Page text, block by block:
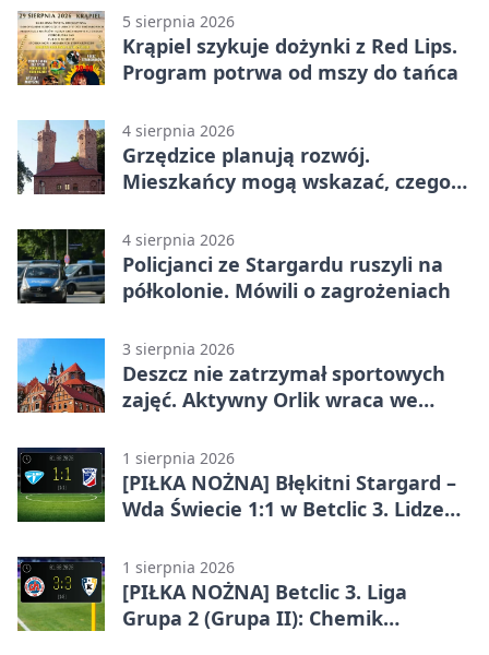
5 sierpnia 2026
Krąpiel szykuje dożynki z Red Lips.
Program potrwa od mszy do tańca
4 sierpnia 2026
Grzędzice planują rozwój.
Mieszkańcy mogą wskazać, czego
4 sierpnia 2026
Policjanci ze Stargardu ruszyli na
półkolonie. Mówili o zagrożeniach
3 sierpnia 2026
Deszcz nie zatrzymał sportowych
zajęć. Aktywny Orlik wraca we
1 sierpnia 2026
[PIŁKA NOŻNA] Błękitni Stargard –
Wda Świecie 1:1 w Betclic 3. Lidze
1 sierpnia 2026
[PIŁKA NOŻNA] Betclic 3. Liga
Grupa 2 (Grupa II): Chemik